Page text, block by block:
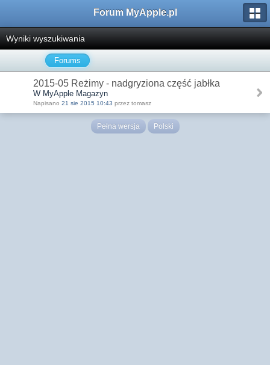
Forum MyApple.pl
Wyniki wyszukiwania
Forums
2015-05 Reżimy - nadgryziona część jabłka
W MyApple Magazyn
Napisano 21 sie 2015 10:43 przez tomasz
Pełna wersja Polski